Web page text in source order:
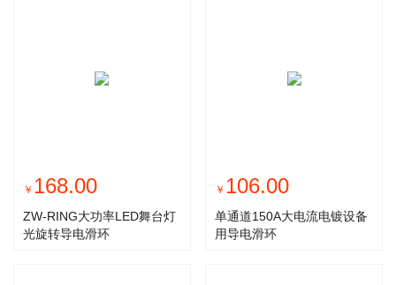
￥ 168.00
ZW-RING大功率LED舞台灯
光旋转导电滑环
￥ 106.00
单通道150A大电流电镀设备
用导电滑环